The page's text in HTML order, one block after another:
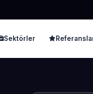
Sektörler